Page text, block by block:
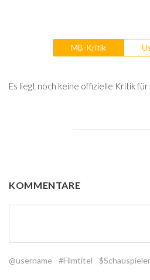
MB-Kritik
Es liegt noch keine offizielle Kritik für
KOMMENTARE
@username #Filmtitel $Schauspieler